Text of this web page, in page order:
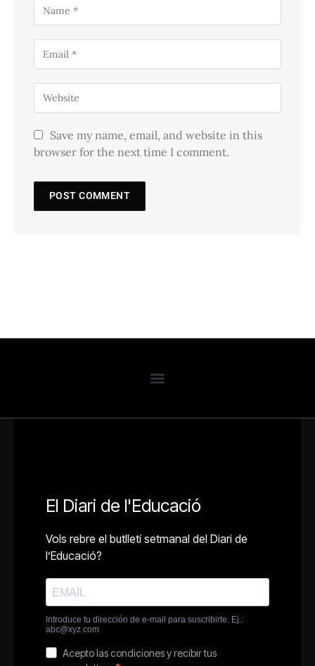
Save my name, email, and website in this
browser for the next time I comment.